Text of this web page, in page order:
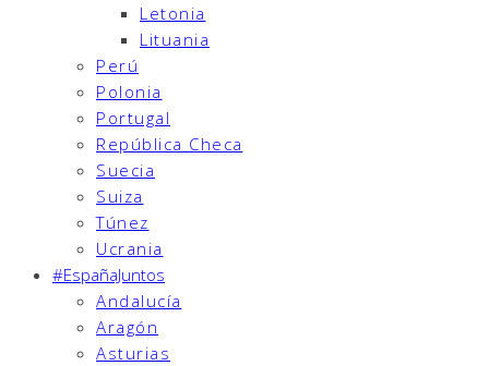
Letonia
Lituania
Perú
Polonia
Portugal
República Checa
Suecia
Suiza
Túnez
Ucrania
#EspañaJuntos
Andalucía
Aragón
Asturias